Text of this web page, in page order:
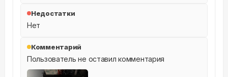
Недостатки
Нет
Комментарий
Пользователь не оставил комментария